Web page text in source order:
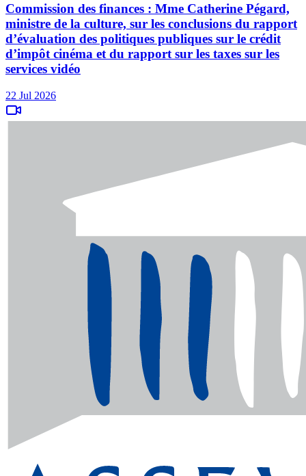
Commission des finances : Mme Catherine Pégard,
ministre de la culture, sur les conclusions du rapport
d’évaluation des politiques publiques sur le crédit
d’impôt cinéma et du rapport sur les taxes sur les
services vidéo
22 Jul 2026